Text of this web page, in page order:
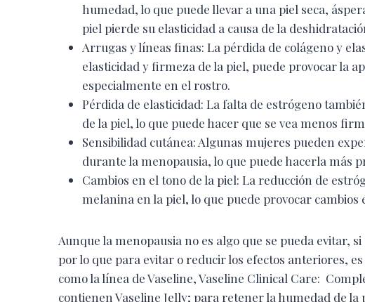
humedad, lo que puede llevar a una piel seca,
piel pierde su elasticidad a causa de la
Arrugas y líneas finas: La pérdida de colágeno y
elasticidad y firmeza de la piel, puede provocar la
especialmente en el rostro.
Pérdida de elasticidad: La falta de estrógeno
de la piel, lo que puede hacer que se vea menos
Sensibilidad cutánea: Algunas mujeres pueden
durante la menopausia, lo que puede hacerla más
Cambios en el tono de la piel: La reducción de
melanina en la piel, lo que puede provocar
Aunque la menopausia no es algo que se pueda evitar,
por lo que para evitar o reducir los efectos anteriores,
como la línea de Vaseline, Vaseline Clinical Care:
contienen Vaseline Jelly; para retener la humedad de